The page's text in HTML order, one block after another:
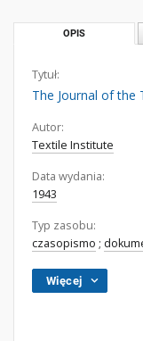
OPIS
Tytuł:
The Journal of the
Autor:
Textile Institute
Data wydania:
1943
Typ zasobu:
czasopismo ;
Więcej